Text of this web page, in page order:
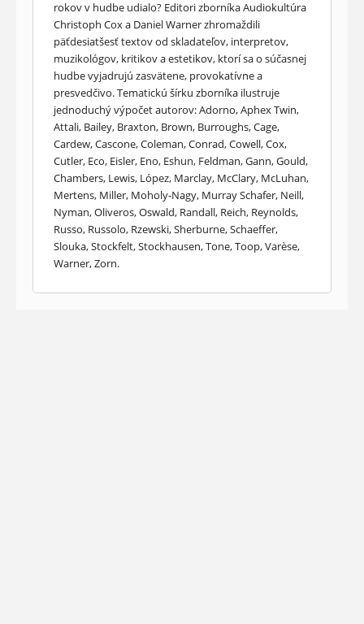
rokov v hudbe udialo? Editori zborníka Audiokultúra
Christoph Cox a Daniel Warner zhromaždili
päťdesiatšesť textov od skladateľov, interpretov,
muzikológov, kritikov a estetikov, ktorí sa o súčasnej
hudbe vyjadrujú zasvätene, provokatívne a
presvedčivo. Tematickú šírku zborníka ilustruje
jednoduchý výpočet autorov: Adorno, Aphex Twin,
Attali, Bailey, Braxton, Brown, Burroughs, Cage,
Cardew, Cascone, Coleman, Conrad, Cowell, Cox,
Cutler, Eco, Eisler, Eno, Eshun, Feldman, Gann, Gould,
Chambers, Lewis, López, Marclay, McClary, McLuhan,
Mertens, Miller, Moholy-Nagy, Murray Schafer, Neill,
Nyman, Oliveros, Oswald, Randall, Reich, Reynolds,
Russo, Russolo, Rzewski, Sherburne, Schaeffer,
Slouka, Stockfelt, Stockhausen, Tone, Toop, Varèse,
Warner, Zorn.